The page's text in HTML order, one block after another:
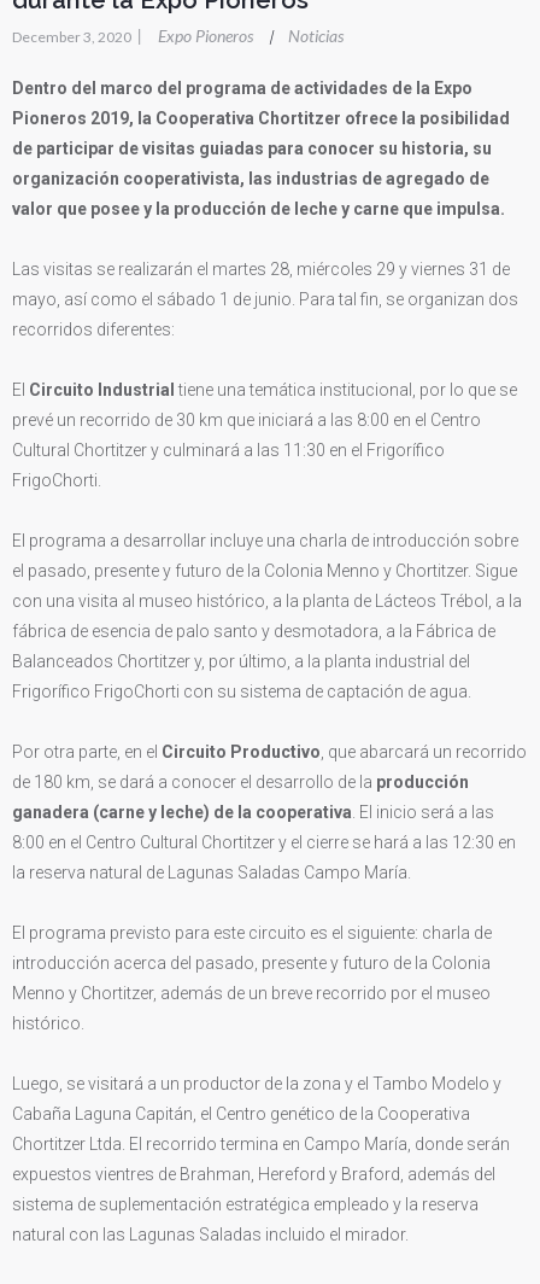
December 3, 2020 | Expo Pioneros | Noticias
Dentro del marco del programa de actividades de la Expo
Pioneros 2019, la Cooperativa Chortitzer ofrece la posibilidad
de participar de visitas guiadas para conocer su historia, su
organización cooperativista, las industrias de agregado de
valor que posee y la producción de leche y carne que impulsa.
Las visitas se realizarán el martes 28, miércoles 29 y viernes 31 de
mayo, así como el sábado 1 de junio. Para tal fin, se organizan dos
recorridos diferentes:
El Circuito Industrial tiene una temática institucional, por lo que se
prevé un recorrido de 30 km que iniciará a las 8:00 en el Centro
Cultural Chortitzer y culminará a las 11:30 en el Frigorífico
FrigoChorti.
El programa a desarrollar incluye una charla de introducción sobre
el pasado, presente y futuro de la Colonia Menno y Chortitzer. Sigue
con una visita al museo histórico, a la planta de Lácteos Trébol, a la
fábrica de esencia de palo santo y desmotadora, a la Fábrica de
Balanceados Chortitzer y, por último, a la planta industrial del
Frigorífico FrigoChorti con su sistema de captación de agua.
Por otra parte, en el Circuito Productivo, que abarcará un recorrido
de 180 km, se dará a conocer el desarrollo de la producción
ganadera (carne y leche) de la cooperativa. El inicio será a las
8:00 en el Centro Cultural Chortitzer y el cierre se hará a las 12:30 en
la reserva natural de Lagunas Saladas Campo María.
El programa previsto para este circuito es el siguiente: charla de
introducción acerca del pasado, presente y futuro de la Colonia
Menno y Chortitzer, además de un breve recorrido por el museo
histórico.
Luego, se visitará a un productor de la zona y el Tambo Modelo y
Cabaña Laguna Capitán, el Centro genético de la Cooperativa
Chortitzer Ltda. El recorrido termina en Campo María, donde serán
expuestos vientres de Brahman, Hereford y Braford, además del
sistema de suplementación estratégica empleado y la reserva
natural con las Lagunas Saladas incluido el mirador.